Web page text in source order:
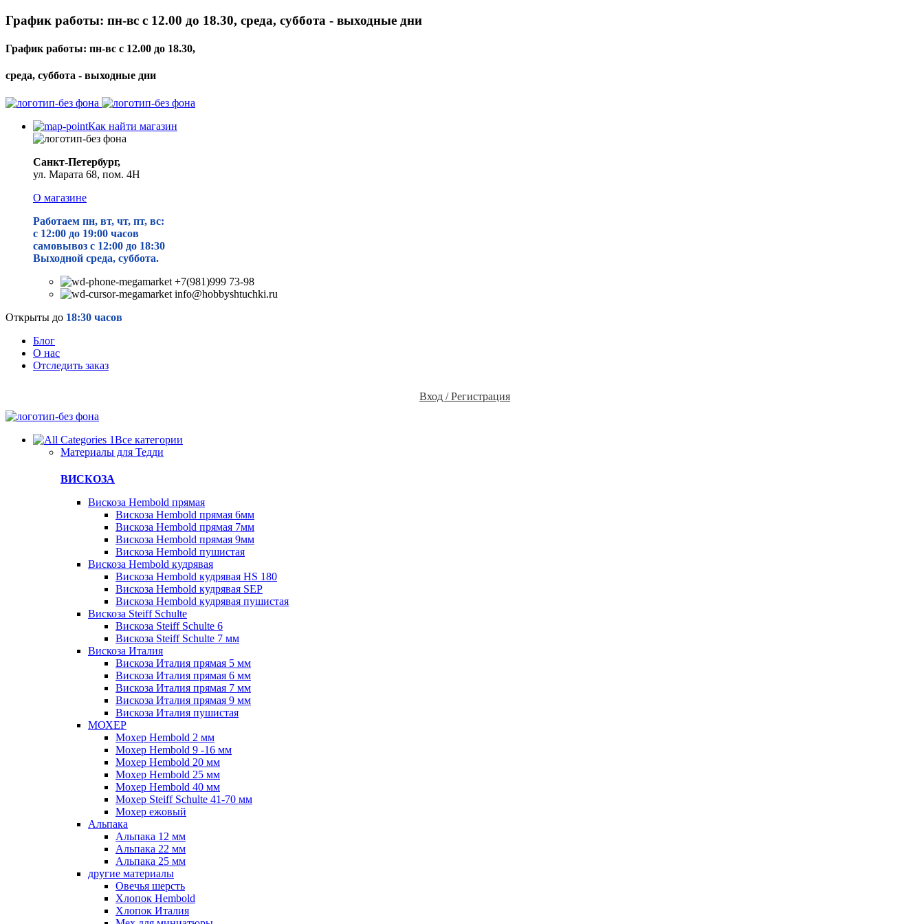
График работы: пн-вс с 12.00 до 18.30, среда, суббота - выходные дни
График работы: пн-вс с 12.00 до 18.30,
среда, суббота - выходные дни
Как найти магазин
Санкт-Петербург,
ул. Марата 68, пом. 4Н
О магазине
Работаем пн, вт, чт, пт, вс:
с 12:00 до 19:00 часов
самовывоз с 12:00 до 18:30
Выходной среда, суббота.
+7(981)999 73-98
info@hobbyshtuchki.ru
Открыты до 18:30 часов
Блог
О нас
Отследить заказ
Вход / Регистрация
Все категории
Материалы для Тедди
ВИСКОЗА
Вискоза Hembold прямая
Вискоза Hembold прямая 6мм
Вискоза Hembold прямая 7мм
Вискоза Hembold прямая 9мм
Вискоза Hembold пушистая
Вискоза Hembold кудрявая
Вискоза Hembold кудрявая HS 180
Вискоза Hembold кудрявая SEP
Вискоза Hembold кудрявая пушистая
Вискоза Steiff Schulte
Вискоза Steiff Schulte 6
Вискоза Steiff Schulte 7 мм
Вискоза Италия
Вискоза Италия прямая 5 мм
Вискоза Италия прямая 6 мм
Вискоза Италия прямая 7 мм
Вискоза Италия прямая 9 мм
Вискоза Италия пушистая
МОХЕР
Мохер Hembold 2 мм
Мохер Hembold 9 -16 мм
Мохер Hembold 20 мм
Мохер Hembold 25 мм
Мохер Hembold 40 мм
Мохер Steiff Schulte 41-70 мм
Мохер ежовый
Альпака
Альпака 12 мм
Альпака 22 мм
Альпака 25 мм
другие материалы
Овечья шерсть
Хлопок Hembold
Хлопок Италия